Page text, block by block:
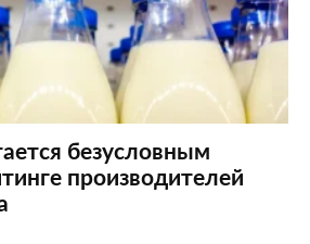
безусловным
производителей